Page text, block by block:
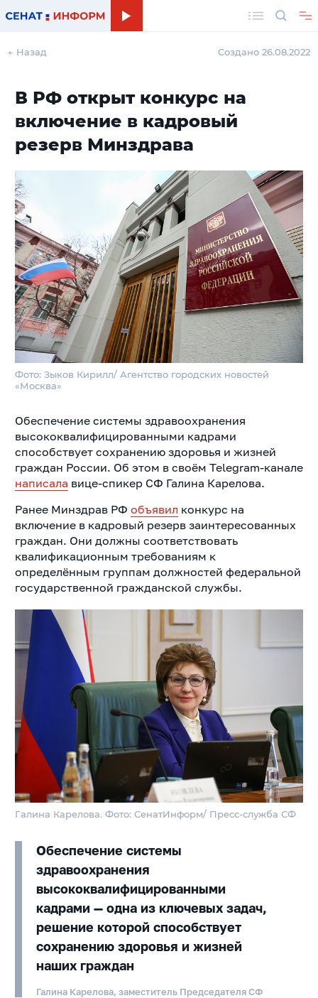
← Назад Создано 26.08.2022
В РФ открыт конкурс на
включение в кадровый
резерв Минздрава
Фото: Зыков Кирилл/ Агентство городских новостей
«Москва»
Обеспечение системы здравоохранения
высококвалифицированными кадрами
способствует сохранению здоровья и жизней
граждан России. Об этом в своём Telegram-канале
написала вице-спикер СФ Галина Карелова.
Ранее Минздрав РФ объявил конкурс на
включение в кадровый резерв заинтересованных
граждан. Они должны соответствовать
квалификационным требованиям к
определённым группам должностей федеральной
государственной гражданской службы.
Галина Карелова. Фото: СенатИнформ/ Пресс-служба СФ
Обеспечение системы
здравоохранения
высококвалифицированными
кадрами — одна из ключевых задач,
решение которой способствует
сохранению здоровья и жизней
наших граждан
Галина Карелова, заместитель Председателя СФ